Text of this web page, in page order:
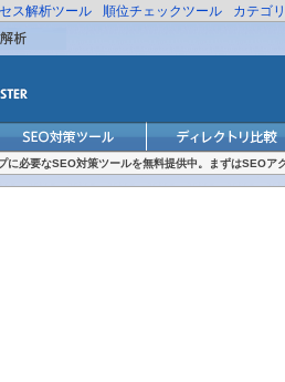
ス解析ツール 順位チェックツール カテゴ
に必要なSEO対策ツールを無料提供中。まずはSEOア